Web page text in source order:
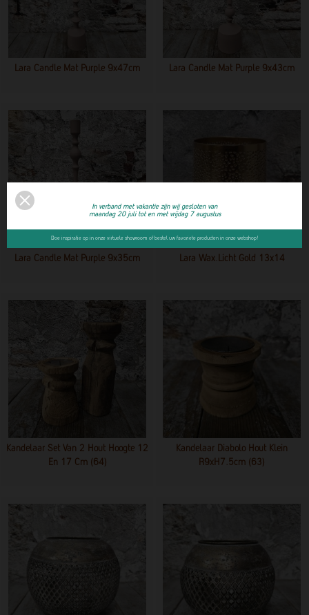
Lara Candle Mat Purple 9x47cm Lara Candle Mat Purple 9x43cm
Lara Candle Mat Purple 9x35cm Lara Wax.licht Gold 13x14
Kandelaar Set Van 2 Hout Hoogte 12
En 17 Cm (64)
Kandelaar Diabolo Hout Klein
R9xH7.5cm (63)
In verband met vakantie zijn wij gesloten van
maandag 20 juli tot en met vrijdag 7 augustus
Doe inspiratie op in onze virtuele showroom of bestel uw favoriete producten in onze webshop!